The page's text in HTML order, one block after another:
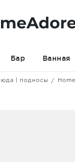
Бар Ванная
| подносы